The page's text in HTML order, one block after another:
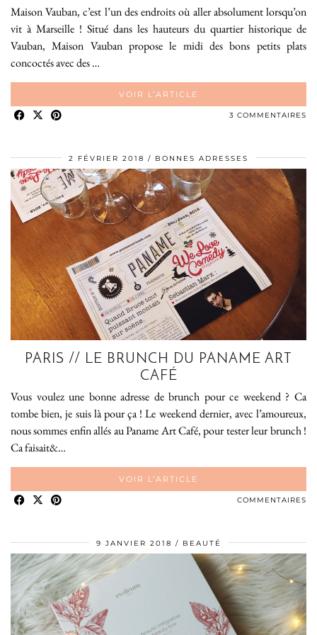
Maison Vauban, c’est l’un des endroits où aller absolument lorsqu’on
vit à Marseille ! Situé dans les hauteurs du quartier historique de
Vauban, Maison Vauban propose le midi des bons petits plats
concoctés avec des …
VOIR L’ARTICLE
3 COMMENTAIRES
2 FÉVRIER 2018 BONNES ADRESSES
PARIS // LE BRUNCH DU PANAME ART
CAFÉ
Vous voulez une bonne adresse de brunch pour ce weekend ? Ca
tombe bien, je suis là pour ça ! Le weekend dernier, avec l’amoureux,
nous sommes enfin allés au Paname Art Café, pour tester leur brunch !
Ca faisait&…
VOIR L’ARTICLE
COMMENTAIRES
9 JANVIER 2018 BEAUTÉ